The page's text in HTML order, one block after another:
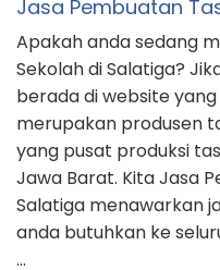
Jasa Pembuatan
Apakah anda sedang
Sekolah di Salatiga?
berada di website
merupakan produsen
yang pusat produksi
Jawa Barat. Kita Jasa
Salatiga menawarkan
anda butuhkan ke
…